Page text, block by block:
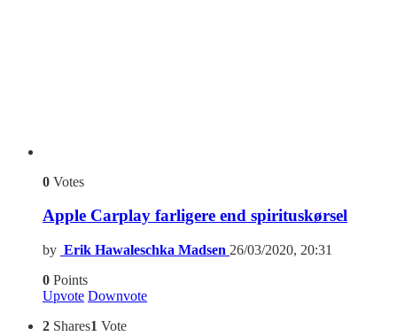
0 Votes
Apple Carplay farligere end spirituskørsel
by Erik Hawaleschka Madsen 26/03/2020, 20:31
0 Points
Upvote Downvote
2 Shares1 Vote